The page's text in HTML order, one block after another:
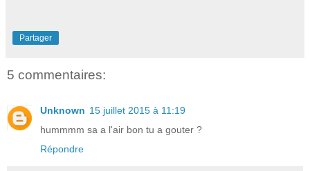
Partager
5 commentaires:
Unknown 15 juillet 2015 à 11:19
hummmm sa a l'air bon tu a gouter ?
Répondre